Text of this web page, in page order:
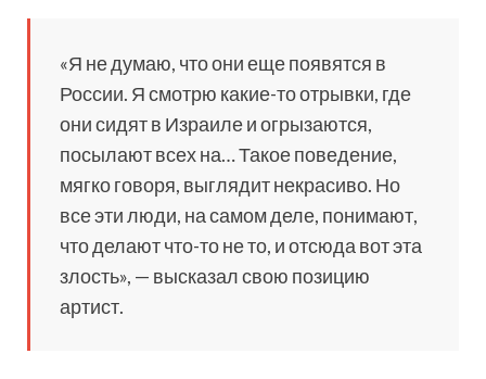
«Я не думаю, что они еще появятся в
России. Я смотрю какие-то отрывки, где
они сидят в Израиле и огрызаются,
посылают всех на… Такое поведение,
мягко говоря, выглядит некрасиво. Но
все эти люди, на самом деле, понимают,
что делают что-то не то, и отсюда вот эта
злость», — высказал свою позицию
артист.